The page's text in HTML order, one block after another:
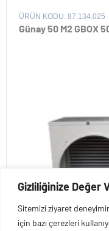
Gizliliğinize Değer
Sitemizi ziyaret
için bazı çerezleri
ÜRÜN KODU: 87.134.025
Günay 50 M2 GBOX
$773,78+ KDV